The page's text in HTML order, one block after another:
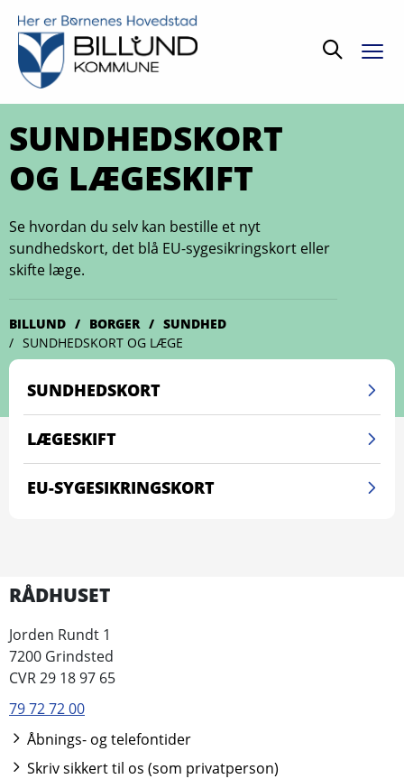
Søg
SUNDHEDSKORT
OG LÆGESKIFT
Se hvordan du selv kan bestille et nyt
sundhedskort, det blå EU-sygesikringskort eller
skifte læge.
BILLUND BORGER
SUNDHED
SUNDHEDSKORT OG LÆGE
SUNDHEDSKORT
LÆGESKIFT
EU-SYGESIKRINGSKORT
RÅDHUSET
Jorden Rundt 1
7200 Grindsted
CVR 29 18 97 65
79 72 72 00
Åbnings- og telefontider
Skriv sikkert til os (som privatperson)